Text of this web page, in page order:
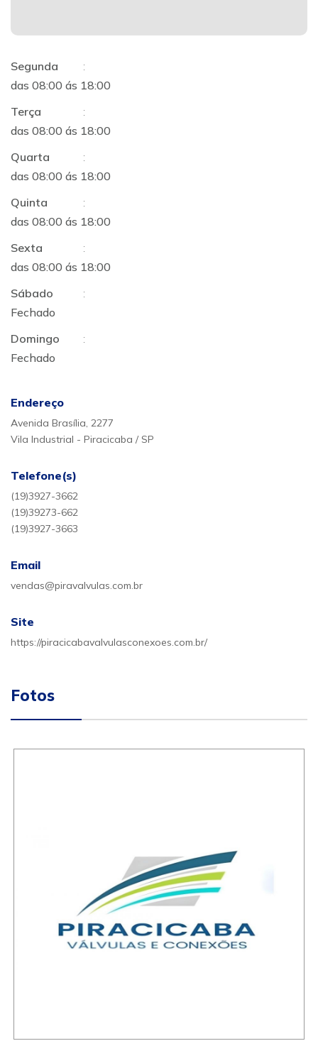
Segunda
:
das 08:00 ás 18:00
Terça
:
das 08:00 ás 18:00
Quarta
:
das 08:00 ás 18:00
Quinta
:
das 08:00 ás 18:00
Sexta
:
das 08:00 ás 18:00
Sábado
:
Fechado
Domingo
:
Fechado
Endereço
Avenida Brasília, 2277
Vila Industrial - Piracicaba / SP
Telefone(s)
(19)3927-3662
(19)39273-662
(19)3927-3663
Email
vendas@piravalvulas.com.br
Site
https://piracicabavalvulasconexoes.com.br/
Fotos